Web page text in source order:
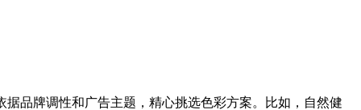
据品牌调性和广告主题，精心挑选色彩方案。比如，自然健